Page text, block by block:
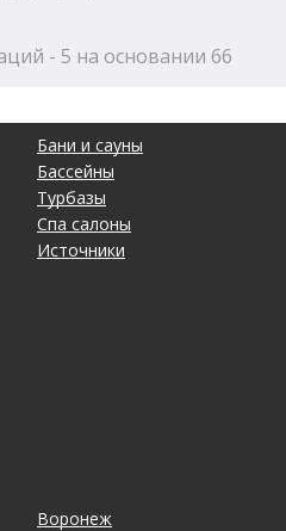
- 5 на основании 66
Бани и сауны
Бассейны
Турбазы
Спа салоны
Источники
Воронеж
Липецк
Рязань
Уфа